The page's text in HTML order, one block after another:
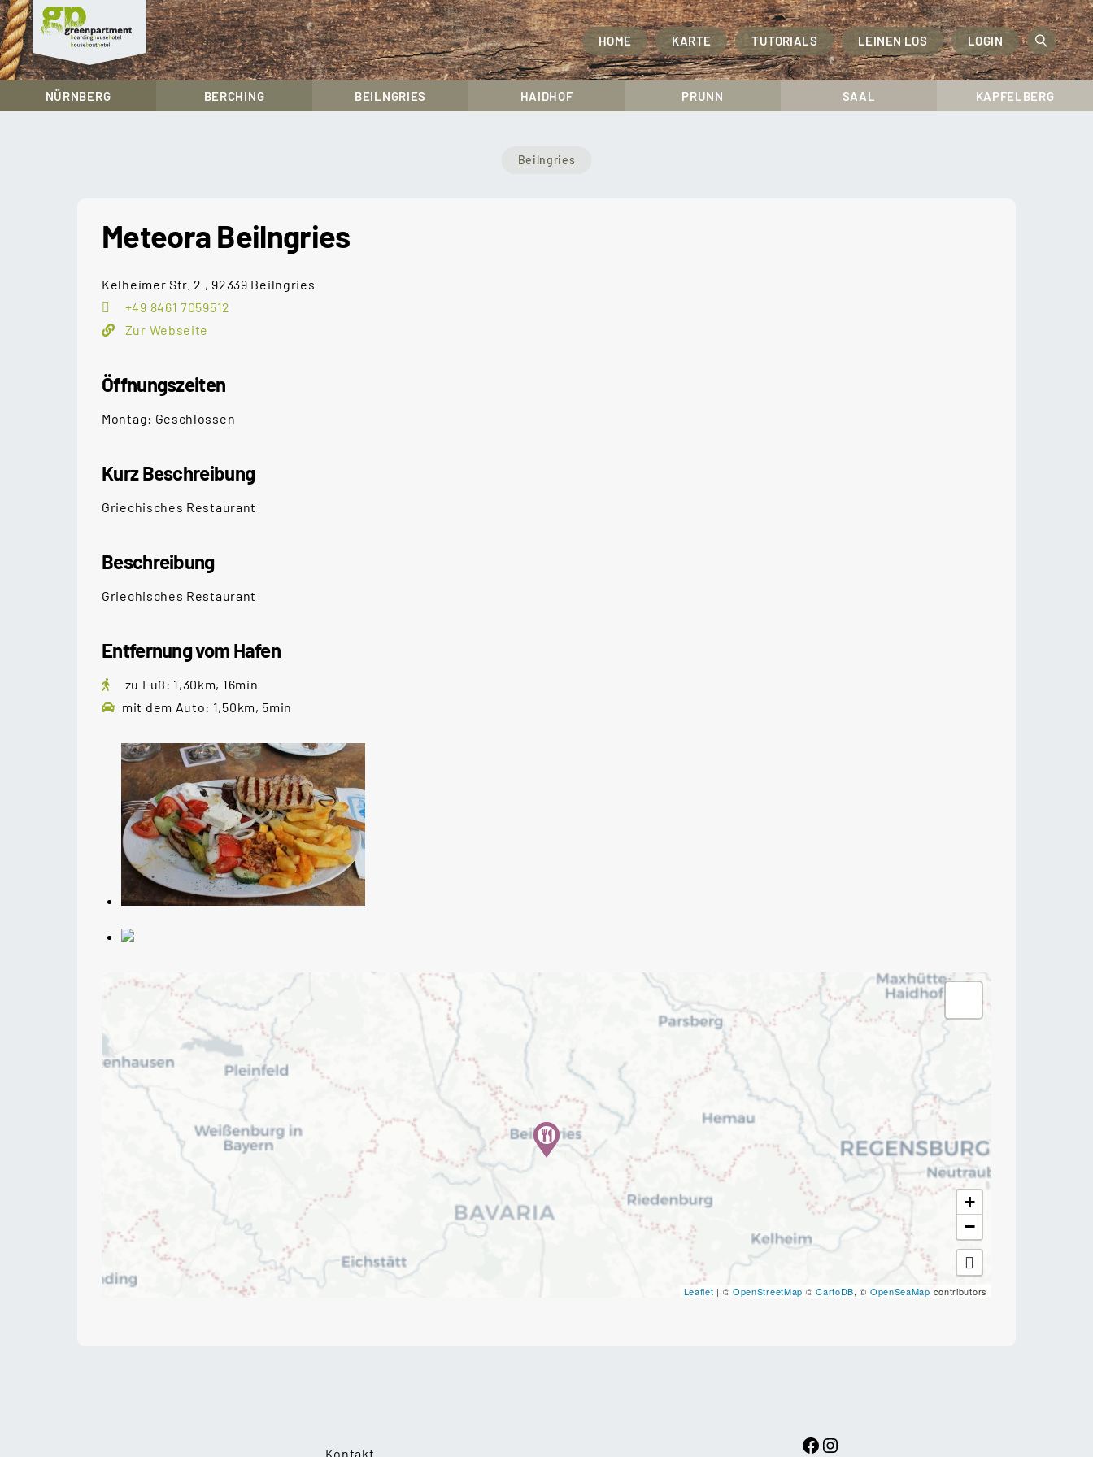
greenpartment
houseboathotels
HOME KARTE TUTORIALS LEINEN LOS LOGIN
OPEN
NÜRNBERG BERCHING BEILNGRIES HAIDHOF PRUNN SAAL KAPFELBERG
Beilngries
Meteora Beilngries
Kelheimer Str. 2 , 92339 Beilngries
+49 8461 7059512
Zur Webseite
Öffnungszeiten
Montag: Geschlossen
Kurz Beschreibung
Griechisches Restaurant
Beschreibung
Griechisches Restaurant
Entfernung vom Hafen
zu Fuß: 1,30km, 16min
mit dem Auto: 1,50km, 5min
+
−
Leaflet | © OpenStreetMap ©CartoDB, © OpenSeaMap contributors
Kontakt Facebook
Instagram